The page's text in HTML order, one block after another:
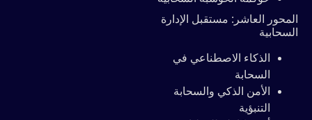
المحور العاشر: مستقبل الإدارة
السحابية
الذكاء الاصطناعي في
السحابة
الأمن الذكي والسحابة
التنبؤية